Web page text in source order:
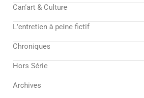
Can’art & Culture
L’entretien à peine fictif
Chroniques
Hors Série
Archives